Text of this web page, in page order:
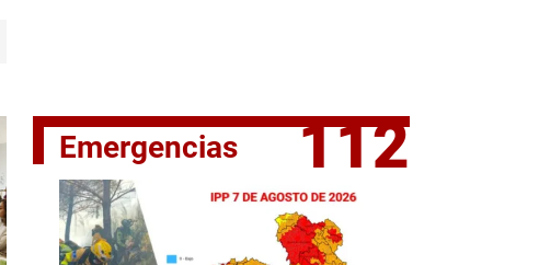
El jefe del Ejecutivo castellanomanchego, Emiliano García-
Emergencias 112